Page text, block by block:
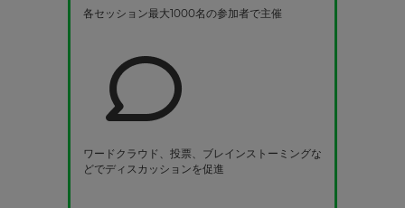
各セッション最大1000名の参加者で主催
ワードクラウド、投票、ブレインストーミングな
どでディスカッションを促進